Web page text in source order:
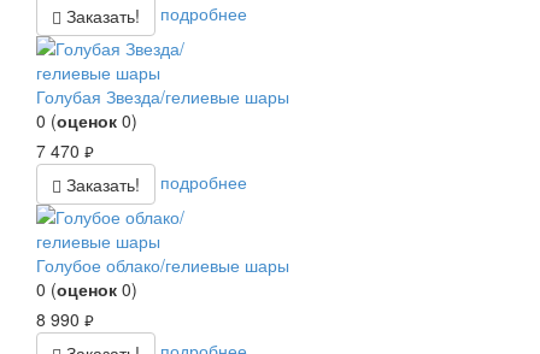
Заказать! подробнее
Голубая Звезда/гелиевые шары
0 (оценок 0)
7 470 руб.
Заказать! подробнее
Голубое облако/гелиевые шары
0 (оценок 0)
8 990 руб.